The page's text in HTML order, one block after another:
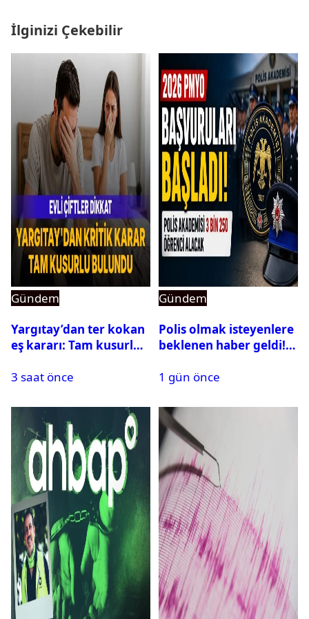
İlginizi Çekebilir
Gündem
Yargıtay’dan ter kokan
eş kararı: Tam kusurlu
3 saat önce
Gündem
Polis olmak isteyenlere
beklenen haber geldi!
1 gün önce